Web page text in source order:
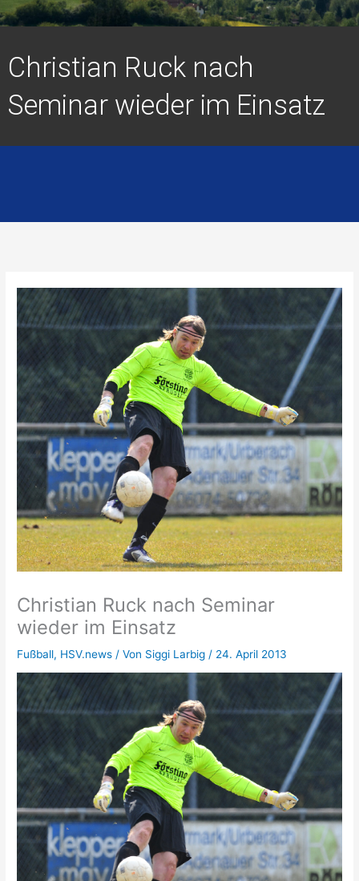
Christian Ruck nach
Seminar wieder im Einsatz
Christian Ruck nach Seminar
wieder im Einsatz
Fußball, HSV.news / Von Siggi Larbig / 24. April 2013